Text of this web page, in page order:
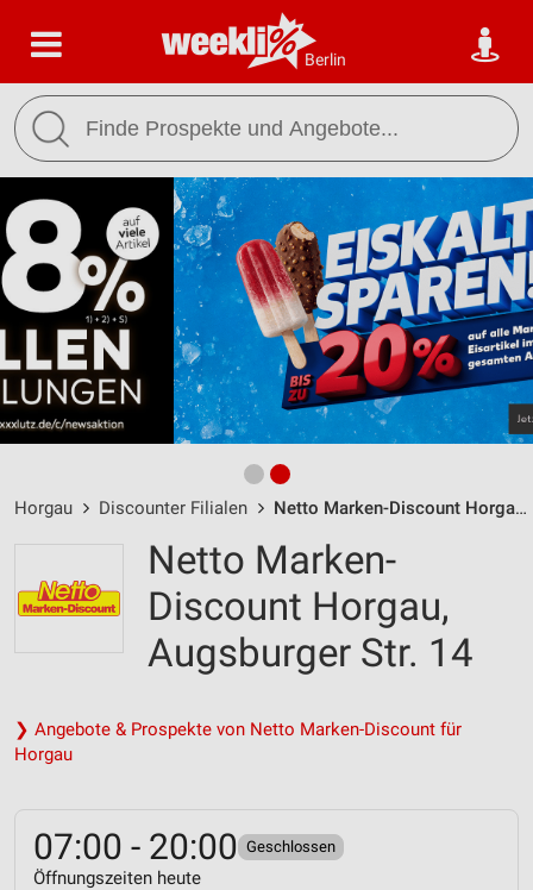
Berlin
Horgau Discounter Filialen Netto Marken-Discount Horgau / Augsburger Str. 14 - Öffnungszeiten & Adresse
Netto Marken-
Discount Horgau,
Augsburger Str. 14
❯ Angebote & Prospekte von Netto Marken-Discount für
Horgau
07:00 - 20:00 Geschlossen
Öffnungszeiten heute